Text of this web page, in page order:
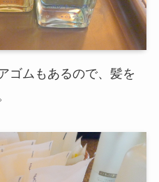
ゴムもあるので、髪を